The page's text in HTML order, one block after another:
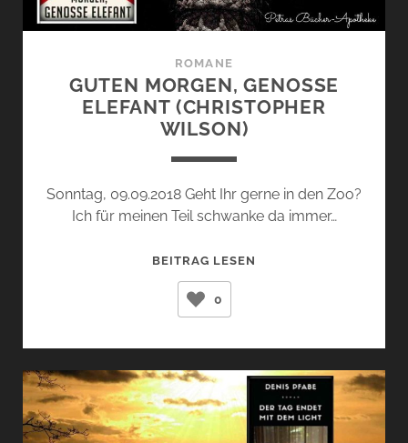
ROMANE
GUTEN MORGEN, GENOSSE
ELEFANT (CHRISTOPHER
WILSON)
Sonntag, 09.09.2018 Geht Ihr gerne in den Zoo?
Ich für meinen Teil schwanke da immer…
BEITRAG LESEN
(CHRISTOPHER
WILSON)
0